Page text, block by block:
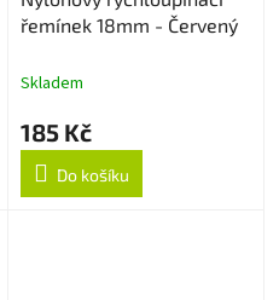
řemínek 18mm - Červený
Skladem
185 Kč
Do košíku